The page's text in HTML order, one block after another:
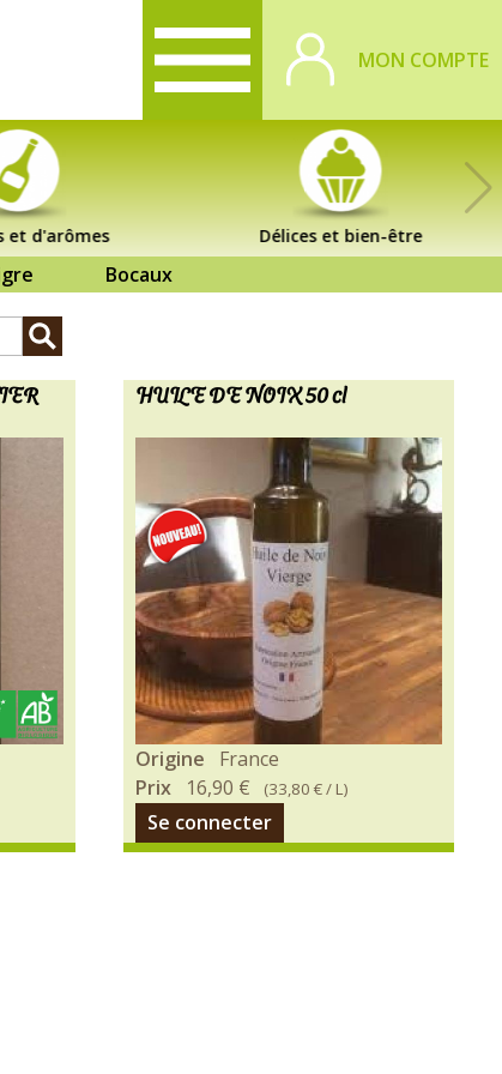
MON COMPTE
et d'arômes Délices et bien-être
Bocaux
HUILE DE NOIX 50 cl
Ingrédients
:
100%
Huile
Origine
France
Prix
16,90 € (33,80 €/ L)
Se connecter